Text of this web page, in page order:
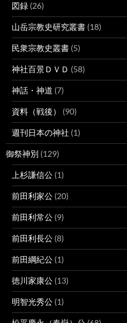
図録 (26)
山岳宗教史研究叢書 (18)
民衆宗教史叢書 (5)
神社百景ＤＶＤ (58)
神話・神道 (7)
資料（戦後） (90)
週刊日本の神社 (1)
御祭神別 (129)
上杉謙信公 (1)
前田利家公 (20)
前田利常公 (9)
前田利長公 (8)
前田綱紀公 (1)
徳川家康公 (13)
明智光秀公 (1)